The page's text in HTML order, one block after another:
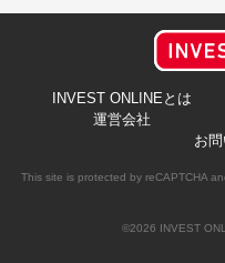
INVEST ONLINEとは
運営会社
お
This site is protected by reCAPTCHA
©2026 INVEST